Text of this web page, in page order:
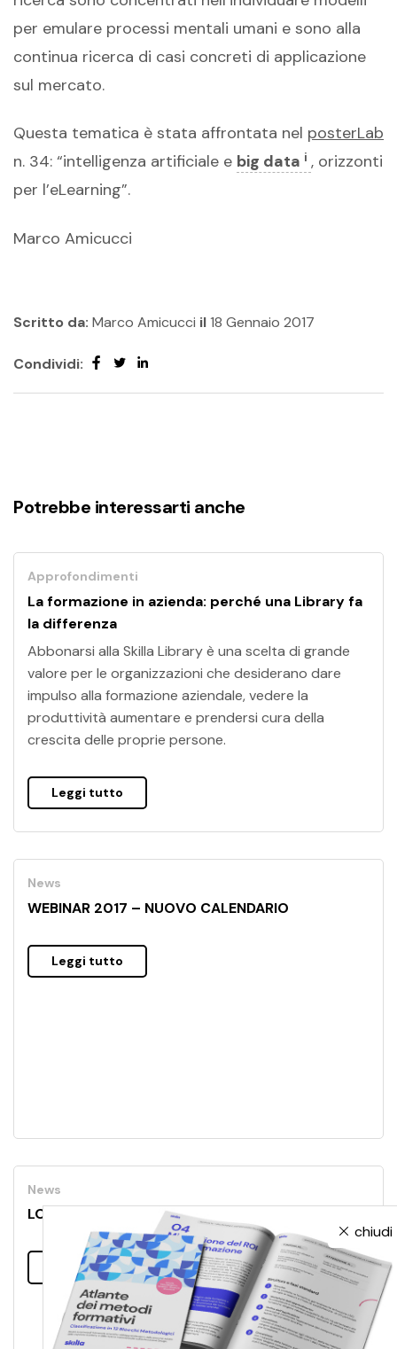
per emulare processi mentali umani e sono alla
continua ricerca di casi concreti di applicazione
sul mercato.
Questa tematica è stata affrontata nel posterLab
n. 34: “intelligenza artificiale e big data i , orizzonti
per l’eLearning”.
Marco Amicucci
Scritto da: Marco Amicucci il18 Gennaio 2017
Condividi:
Potrebbe interessarti anche
Approfondimenti
La formazione in azienda: perché una Library fa
la differenza
Abbonarsi alla Skilla Library è una scelta di grande
valore per le organizzazioni che desiderano dare
impulso alla formazione aziendale, vedere la
produttività aumentare e prendersi cura della
crescita delle proprie persone.
Leggi tutto
News
WEBINAR 2017 – NUOVO CALENDARIO
Leggi tutto
News
LOADING FUTURE …PLEASE WAIT
Leggi tutto
chiudi